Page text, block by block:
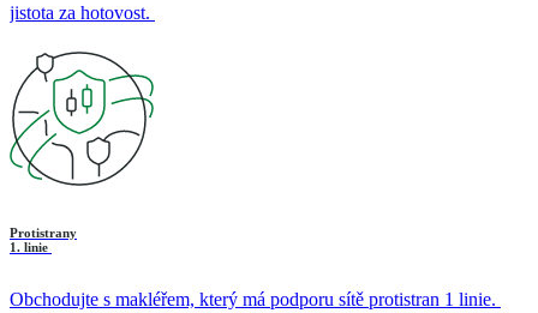
jistota za hotovost.
Protistrany
1. linie
Obchodujte s makléřem, který má podporu sítě protistran 1 linie.